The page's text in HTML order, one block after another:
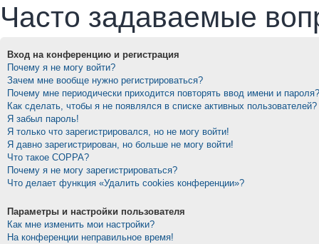
Часто задаваемые
Вход на конференцию и регистрация
Почему я не могу войти?
Зачем мне вообще нужно регистрироваться?
Почему мне периодически приходится повторять ввод имени и пароля?
Как сделать, чтобы я не появлялся в списке активных пользователей?
Я забыл пароль!
Я только что зарегистрировался, но не могу войти!
Я давно зарегистрирован, но больше не могу войти!
Что такое COPPA?
Почему я не могу зарегистрироваться?
Что делает функция «Удалить cookies конференции»?
Параметры и настройки пользователя
Как мне изменить мои настройки?
На конференции неправильное время!